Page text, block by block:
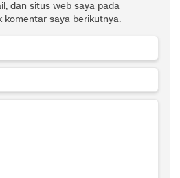
dan situs web saya pada
komentar saya berikutnya.